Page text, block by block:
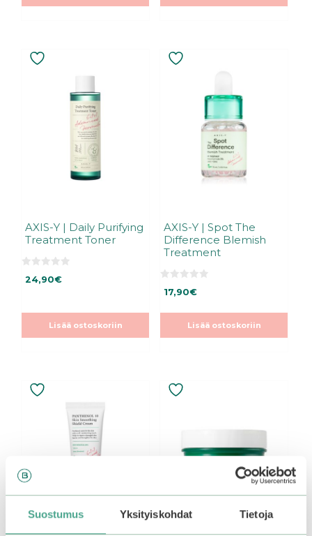
Suostumus Yksityiskohdat Tietoja
AXIS-Y | Daily Purifying
Treatment Toner
524,90€
Lisää ostoskoriin
AXIS-Y | Spot The
Difference Blemish
Treatment
s
17,90€
Lisää ostoskoriin